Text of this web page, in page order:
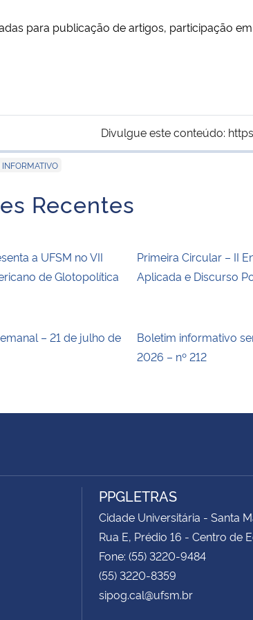
para publicação de artigos, participação
Divulgue este conteúdo:
Recentes
a UFSM no VII
de Glotopolítica
Primeira Circular – II
Aplicada e Discurso
– 21 de julho de
Boletim informativo
2026 – nº 212
PPGLETRAS
Cidade Universitária - Santa
Rua E, Prédio 16 - Centro de
Fone: (55) 3220-9484
(55) 3220-8359
sipog.cal@ufsm.br